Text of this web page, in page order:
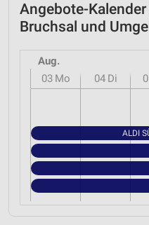
Angebote-
Bruchsal und
Aug.
03 Mo 04 Di
ALDI